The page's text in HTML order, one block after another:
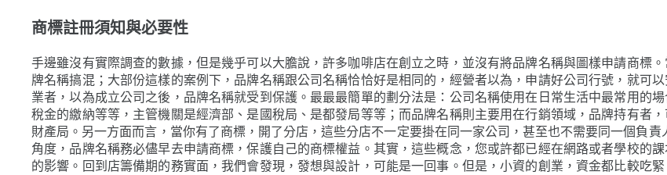
商標註冊須知與必要性
手邊雖沒有實際調查的數據，但是幾乎可以大膽說，許多咖啡店在創立之時，並沒有將品牌名稱與圖樣申請商標
牌名稱搞混；大部份這樣的案例下，品牌名稱跟公司名稱恰恰好是相同的，經營者以為，申請好公司行號，就可
業者，以為成立公司之後，品牌名稱就受到保護。最最最簡單的劃分法是：公司名稱使用在日常生活中最常用的
稅金的繳納等等，主管機關是經濟部、是國稅局、是都發局等等；而品牌名稱則主要用在行銷領域，品牌持有者
財產局。另一方面而言，當你有了商標，開了分店，這些分店不一定要掛在同一家公司，甚至也不需要同一個負
角度，品牌名稱務必儘早去申請商標，保護自己的商標權益。其實，這些概念，您或許都已經在網路或者學校的
的影響。回到店籌備期的務實面，我們會發現，發想與設計，可能是一回事。但是，小資的創業，資金都比較吃